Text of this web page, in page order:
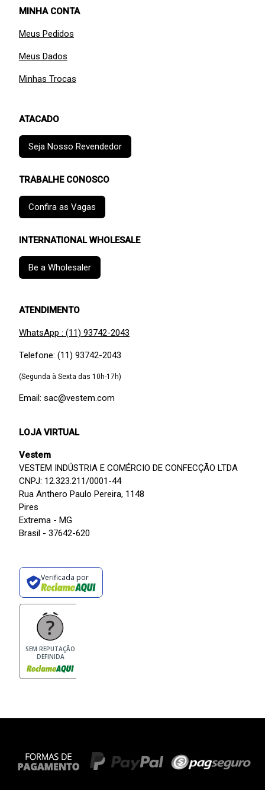
MINHA CONTA
Meus Pedidos
Meus Dados
Minhas Trocas
ATACADO
Seja Nosso Revendedor
TRABALHE CONOSCO
Confira as Vagas
INTERNATIONAL WHOLESALE
Be a Wholesaler
ATENDIMENTO
WhatsApp : (11) 93742-2043
Telefone: (11) 93742-2043
(Segunda à Sexta das 10h-17h)
Email: sac@vestem.com
LOJA VIRTUAL
Vestem
VESTEM INDÚSTRIA E COMÉRCIO DE CONFECÇÃO LTDA
CNPJ: 12.323.211/0001-44
Rua Anthero Paulo Pereira, 1148
Pires
Extrema - MG
Brasil - 37642-620
Verificada por
SEM REPUTAÇÃO
DEFINIDA